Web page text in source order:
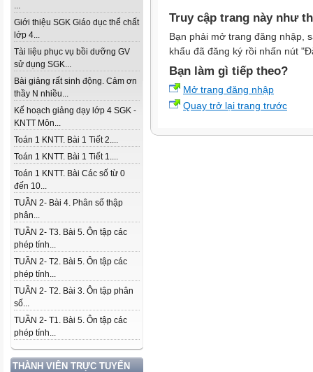
...
Giới thiệu SGK Giáo dục thể chất
lớp 4...
Tài liệu phục vụ bồi dưỡng GV
sử dụng SGK...
Bài giảng rất sinh động. Cảm ơn
thầy N nhiều...
Kế hoạch giảng dạy lớp 4 SGK -
KNTT Môn...
Toán 1 KNTT. Bài 1 Tiết 2....
Toán 1 KNTT. Bài 1 Tiết 1....
Toán 1 KNTT. Bài Các số từ 0
đến 10...
TUẦN 2- Bài 4. Phân số thập
phân...
TUẦN 2- T3. Bài 5. Ôn tập các
phép tính...
TUẦN 2- T2. Bài 5. Ôn tập các
phép tính...
TUẦN 2- T2. Bài 3. Ôn tập phân
số...
TUẦN 2- T1. Bài 5. Ôn tập các
phép tính...
THÀNH VIÊN TRỰC TUYẾN
Truy cập trang này như
Bạn phải mở trang đăng nhập,
khẩu đã đăng ký rồi nhấn nút
Bạn làm gì tiếp theo?
Mở trang đăng nhập
Quay trở lại trang trước